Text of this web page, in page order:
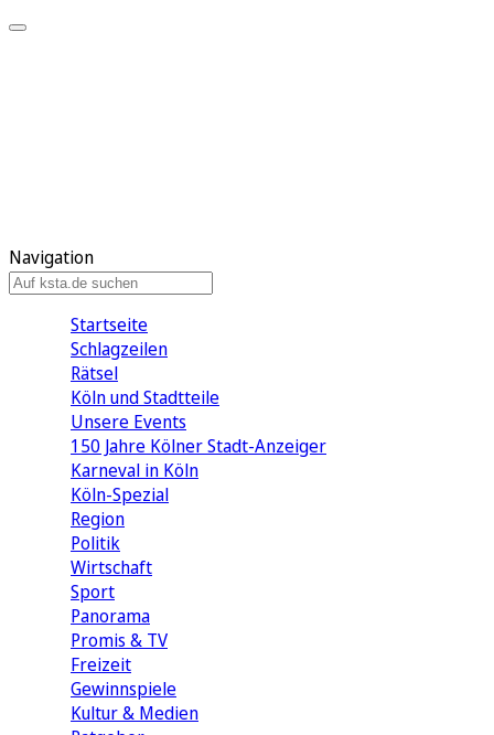
Navigation
Startseite
Schlagzeilen
Rätsel
Köln und Stadtteile
Unsere Events
150 Jahre Kölner Stadt-Anzeiger
Karneval in Köln
Köln-Spezial
Region
Politik
Wirtschaft
Sport
Panorama
Promis & TV
Freizeit
Gewinnspiele
Kultur & Medien